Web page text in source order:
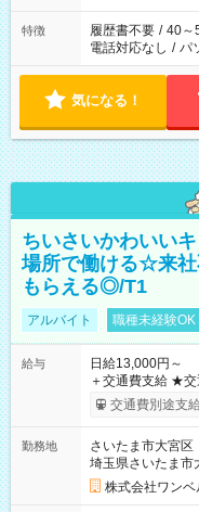
特徴 履歴書不要 / 40～
電話対応なし / パ
気になる！
ちいさいかわいい
場所で働ける☆来
もらえる◎/T1
アルバイト 職種未経験OK
給与
日給13,000円～
＋交通費支給 ★交通費全額支給！ ┗案件により規定あり ★日払
いOK！（規定あ
ンビニATMから 日払い
交通費別途支
勤務地
さいたま市大宮区
埼玉県さいたま市
株式会社ワンベ